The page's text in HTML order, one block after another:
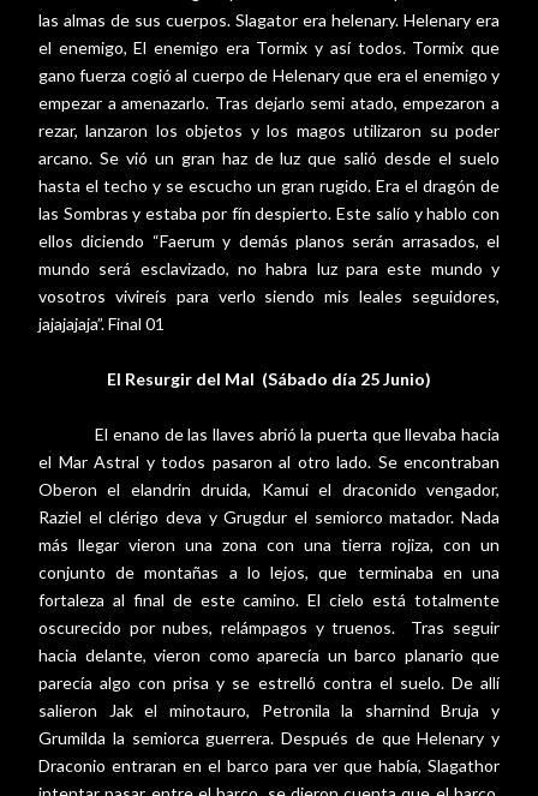
las almas de sus cuerpos. Slagator era helenary. Helenary era
el enemigo, El enemigo era Tormix y así todos. Tormix que
gano fuerza cogió al cuerpo de Helenary que era el enemigo y
empezar a amenazarlo. Tras dejarlo semi atado, empezaron a
rezar, lanzaron los objetos y los magos utilizaron su poder
arcano. Se vió un gran haz de luz que salió desde el suelo
hasta el techo y se escucho un gran rugido. Era el dragón de
las Sombras y estaba por fín despierto. Este salío y hablo con
ellos diciendo “Faerum y demás planos serán arrasados, el
mundo será esclavizado, no habra luz para este mundo y
vosotros vivireís para verlo siendo mis leales seguidores,
jajajajaja”. Final 01
El Resurgir del Mal (Sábado día 25 Junio)
El enano de las llaves abrió la puerta que llevaba hacia
el Mar Astral y todos pasaron al otro lado. Se encontraban
Oberon el elandrin druida, Kamui el draconido vengador,
Raziel el clérigo deva y Grugdur el semiorco matador. Nada
más llegar vieron una zona con una tierra rojiza, con un
conjunto de montañas a lo lejos, que terminaba en una
fortaleza al final de este camino. El cielo está totalmente
oscurecido por nubes, relámpagos y truenos.
Tras seguir
hacia delante, vieron como aparecía un barco planario que
parecía algo con prisa y se estrelló contra el suelo. De allí
salieron Jak el minotauro, Petronila la sharnind Bruja y
Grumilda la semiorca guerrera. Después de que Helenary y
Draconio entraran en el barco para ver que había, Slagathor